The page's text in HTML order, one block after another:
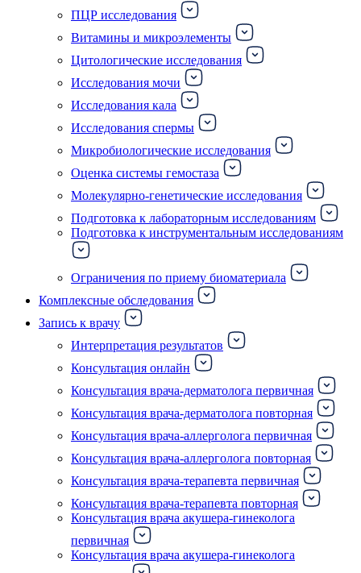
ПЦР исследования
Витамины и микроэлементы
Цитологические исследования
Исследования мочи
Исследования кала
Исследования спермы
Микробиологические исследования
Оценка системы гемостаза
Молекулярно-генетические исследования
Подготовка к лабораторным исследованиям
Подготовка к инструментальным исследованиям
Ограничения по приему биоматериала
Комплексные обследования
Запись к врачу
Интерпретация результатов
Консультация онлайн
Консультация врача-дерматолога первичная
Консультация врача-дерматолога повторная
Консультация врача-аллерголога первичная
Консультация врача-аллерголога повторная
Консультация врача-терапевта первичная
Консультация врача-терапевта повторная
Консультация врача акушера-гинеколога
первичная
Консультация врача акушера-гинеколога